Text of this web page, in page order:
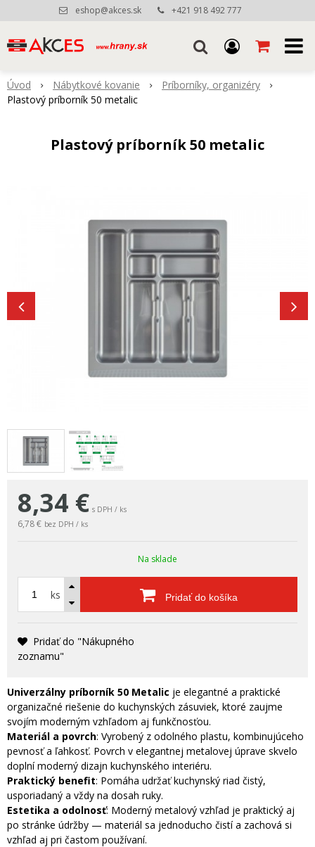
eshop@akces.sk +421 918 492 777
Úvod Nábytkové kovanie
Príborníky, organizéry
Plastový príborník 50 metalic
Plastový príborník 50 metalic
8,34 € s DPH / ks
6,78 € bez DPH / ks
Na sklade
ks Pridať do košíka
Pridať do "Nákupného
zoznamu"
Univerzálny príborník 50 Metalic je elegantné a praktické
organizačné riešenie do kuchynských zásuviek, ktoré zaujme
svojím moderným vzhľadom aj funkčnosťou.
Materiál a povrch: Vyrobený z odolného plastu, kombinujúceho
pevnosť a ľahkosť. Povrch v elegantnej metalovej úprave skvelo
doplní moderný dizajn kuchynského interiéru.
Praktický benefit: Pomáha udržať kuchynský riad čistý,
usporiadaný a vždy na dosah ruky.
Estetika a odolnosť: Moderný metalový vzhľad je praktický aj
po stránke údržby — materiál sa jednoducho čistí a zachová si
vzhľad aj pri častom používaní.